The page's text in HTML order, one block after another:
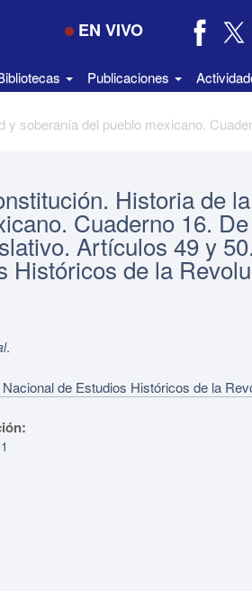
EN VIVO
Publicaciones
Historia de
Cuaderno 16.
Artículos 49 y
Históricos de la
.
de Estudios Históricos de la